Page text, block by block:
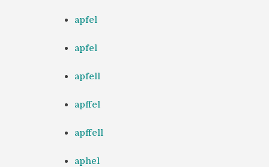
apfel
apfel
apfell
apffel
apffell
aphel